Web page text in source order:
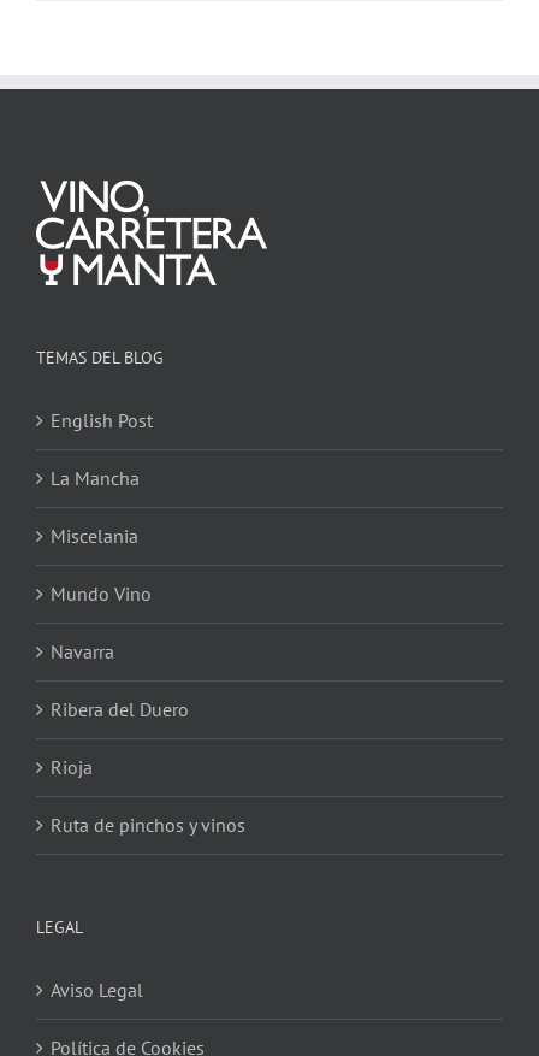
TEMAS DEL BLOG
English Post
La Mancha
Miscelania
Mundo Vino
Navarra
Ribera del Duero
Rioja
Ruta de pinchos y vinos
LEGAL
Aviso Legal
Política de Cookies